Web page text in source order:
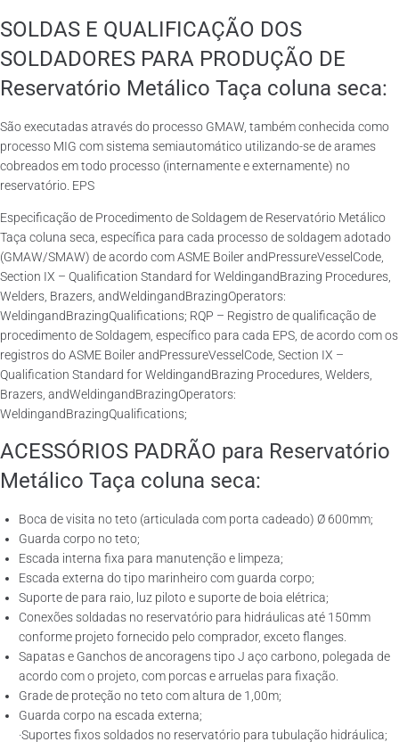
SOLDAS E QUALIFICAÇÃO DOS
SOLDADORES PARA PRODUÇÃO DE
Reservatório Metálico Taça coluna seca:
São executadas através do processo GMAW, também conhecida como
processo MIG com sistema semiautomático utilizando-se de arames
cobreados em todo processo (internamente e externamente) no
reservatório. EPS
Especificação de Procedimento de Soldagem de Reservatório Metálico
Taça coluna seca, específica para cada processo de soldagem adotado
(GMAW/SMAW) de acordo com ASME Boiler andPressureVesselCode,
Section IX – Qualification Standard for WeldingandBrazing Procedures,
Welders, Brazers, andWeldingandBrazingOperators:
WeldingandBrazingQualifications; RQP – Registro de qualificação de
procedimento de Soldagem, específico para cada EPS, de acordo com os
registros do ASME Boiler andPressureVesselCode, Section IX –
Qualification Standard for WeldingandBrazing Procedures, Welders,
Brazers, andWeldingandBrazingOperators:
WeldingandBrazingQualifications;
ACESSÓRIOS PADRÃO para Reservatório
Metálico Taça coluna seca:
Boca de visita no teto (articulada com porta cadeado) Ø 600mm;
Guarda corpo no teto;
Escada interna fixa para manutenção e limpeza;
Escada externa do tipo marinheiro com guarda corpo;
Suporte de para raio, luz piloto e suporte de boia elétrica;
Conexões soldadas no reservatório para hidráulicas até 150mm
conforme projeto fornecido pelo comprador, exceto flanges.
Sapatas e Ganchos de ancoragens tipo J aço carbono, polegada de
acordo com o projeto, com porcas e arruelas para fixação.
Grade de proteção no teto com altura de 1,00m;
Guarda corpo na escada externa;
·Suportes fixos soldados no reservatório para tubulação hidráulica;